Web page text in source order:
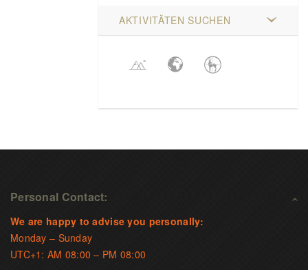
AKTIVITÄTEN SUCHEN
Personal Contact:
We are happy to advise you personally:
Monday – Sunday
UTC+1: AM 08:00 – PM 08:00